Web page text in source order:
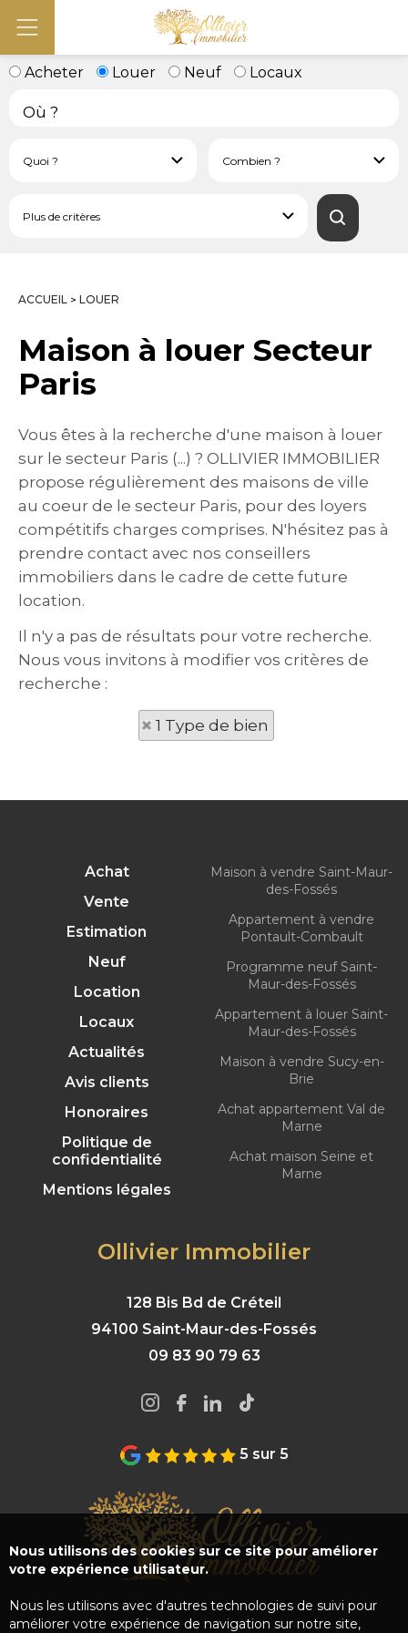
Acheter Louer Neuf Locaux
ACCUEIL > LOUER
Maison à louer Secteur
Paris
Vous êtes à la recherche d'une maison à louer
sur le secteur Paris (...) ? OLLIVIER IMMOBILIER
propose régulièrement des maisons de ville
au coeur de le secteur Paris, pour des loyers
compétitifs charges comprises. N'hésitez pas à
prendre contact avec nos conseillers
immobiliers dans le cadre de cette future
location.
Il n'y a pas de résultats pour votre recherche.
Nous vous invitons à modifier vos critères de
recherche :
1 Type de bien
Achat
Vente
Estimation
Neuf
Location
Locaux
Actualités
Avis clients
Honoraires
Politique de
confidentialité
Mentions légales
Maison à vendre Saint-Maur-
des-Fossés
Appartement à vendre
Pontault-Combault
Programme neuf Saint-
Maur-des-Fossés
Appartement à louer Saint-
Maur-des-Fossés
Maison à vendre Sucy-en-
Brie
Achat appartement Val de
Marne
Achat maison Seine et
Marne
Ollivier Immobilier
128 Bis Bd de Créteil
94100 Saint-Maur-des-Fossés
09 83 90 79 63
5 sur 5
Nous utilisons des cookies sur ce site pour améliorer
votre expérience utilisateur.
Nous les utilisons avec d'autres technologies de suivi pour
améliorer votre expérience de navigation sur notre site,